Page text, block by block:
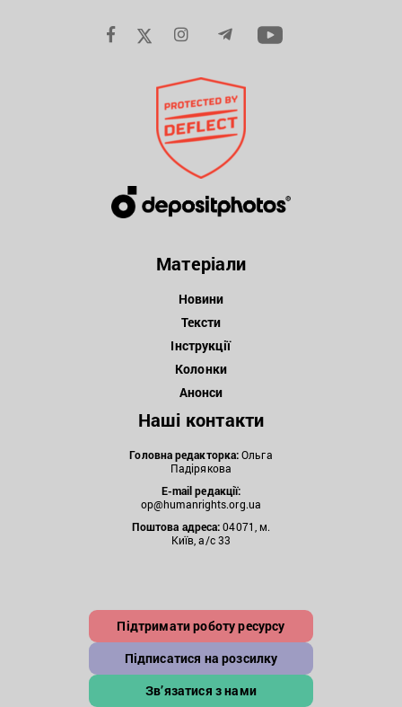
Матеріали
Новини
Тексти
Інструкції
Колонки
Анонси
Наші контакти
Головна редакторка:Ольга
Падірякова
E-mail редакції:
op@humanrights.org.ua
Поштова адреса:04071, м.
Київ, а/с 33
Підтримати роботу ресурсу
Підписатися на розсилку
Зв’язатися з нами